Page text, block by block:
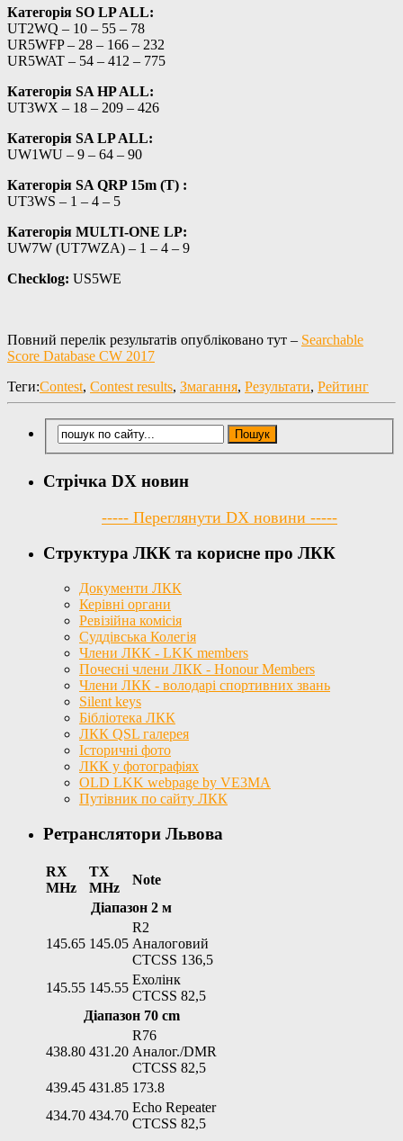
Категорія SO LP ALL:
UT2WQ – 10 – 55 – 78
UR5WFP – 28 – 166 – 232
UR5WAT – 54 – 412 – 775
Категорія SA HP ALL:
UT3WX – 18 – 209 – 426
Категорія SA LP ALL:
UW1WU – 9 – 64 – 90
Категорія SA QRP 15m (T) :
UT3WS – 1 – 4 – 5
Категорія MULTI-ONE LP:
UW7W (UT7WZA) – 1 – 4 – 9
Checklog: US5WE
Повний перелік результатів опубліковано тут – Searchable
Score Database CW 2017
Теги:Contest, Contest results, Змагання, Результати, Рейтинг
Стрічка DX новин
----- Переглянути DX новини -----
Структура ЛКК та корисне про ЛКК
Документи ЛКК
Керівні органи
Ревізійна комісія
Суддівська Колегія
Члени ЛКК - LKK members
Почесні члени ЛКК - Honour Members
Члени ЛКК - володарі спортивних звань
Silent keys
Бібліотека ЛКК
ЛКК QSL галерея
Історичні фото
ЛКК у фотографіях
OLD LKK webpage by VE3MA
Путівник по сайту ЛКК
Ретранслятори Львова
RX
MHz
TX
MHz
Note
Діапазон 2 м
145.65 145.05
R2
Аналоговий
CTCSS 136,5
145.55 145.55
Ехолінк
CTCSS 82,5
Діапазон 70 cm
438.80 431.20
R76
Аналог./DMR
CTCSS 82,5
439.45 431.85 173.8
434.70 434.70
Echo Repeater
CTCSS 82,5